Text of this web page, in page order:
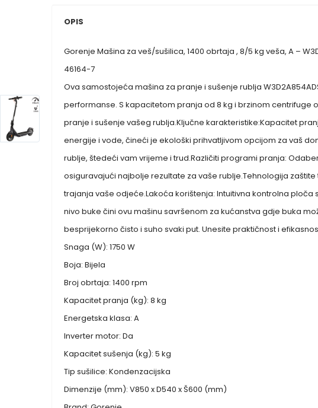
OPIS
Gorenje Mašina za veš/sušilica, 1400 obrtaja , 8/5 kg veša, A –
46164-7
Ova samostojeća mašina za pranje i sušenje rublja
performanse. S kapacitetom pranja od 8 kg i brzinom centrifuge
pranje i sušenje vašeg rublja.Ključne karakteristike:Kapacitet
energije i vode, čineći je ekološki prihvatljivom opcijom za vaš
rublje, štedeći vam vrijeme i trud.Različiti programi pranja:
osiguravajući najbolje rezultate za vaše rublje.Tehnologija
trajanja vaše odjeće.Lakoća korištenja: Intuitivna kontrolna
nivo buke čini ovu mašinu savršenom za kućanstva gdje buka
besprijekorno čisto i suho svaki put. Unesite praktičnost i
Snaga (W): 1750 W
Boja: Bijela
Broj obrtaja: 1400 rpm
Kapacitet pranja (kg): 8 kg
Energetska klasa: A
Inverter motor: Da
Kapacitet sušenja (kg): 5 kg
Tip sušilice: Kondenzacijska
Dimenzije (mm): V850 x D540 x Š600 (mm)